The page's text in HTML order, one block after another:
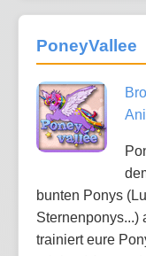
PoneyVallee
bunten Ponys
Sternenponys...)
trainiert eure